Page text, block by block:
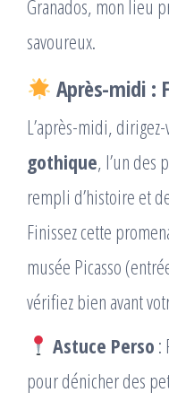
Granados, mon lieu
savoureux.
Après-midi :
L’après-midi,
gothique, l’un des
rempli d’histoire et
Finissez cette
musée Picasso
vérifiez bien avant
Astuce Perso :
pour dénicher des